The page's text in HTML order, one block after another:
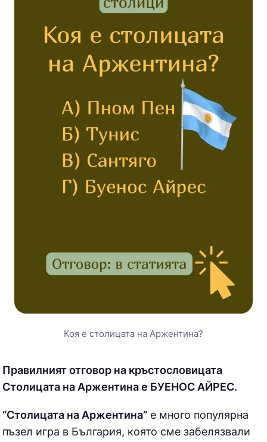
Коя е столицата на Аржентина?
Правилният отговор на кръстословицата
Столицата на Аржентина е БУЕНОС АЙРЕС.
“Столицата на Аржентина”е много популярна
пъзел игра в България, която сме забелязвали